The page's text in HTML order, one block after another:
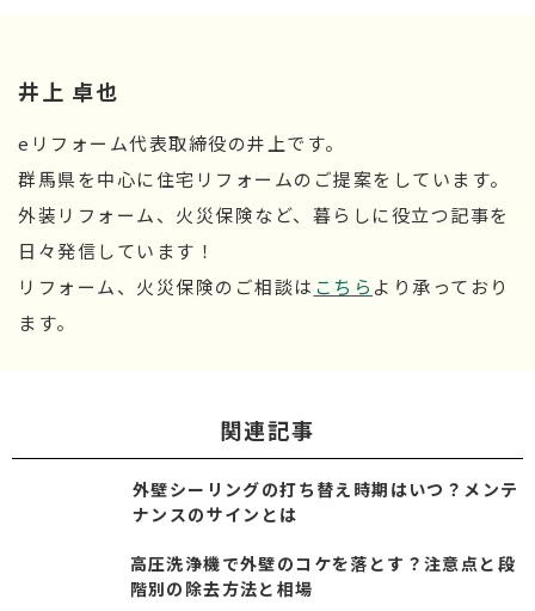
井上 卓也
eリフォーム代表取締役の井上です。
群馬県を中心に住宅リフォームのご提案をしています。
外装リフォーム、火災保険など、暮らしに役立つ記事を
日々発信しています！
リフォーム、火災保険のご相談は こちら より承っており
ます。
関連記事
外壁シーリングの打ち替え時期はいつ？メンテ
ナンスのサインとは
高圧洗浄機で外壁のコケを落とす？注意点と段
階別の除去方法と相場